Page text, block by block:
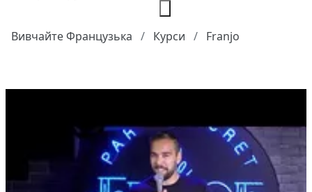
Вивчайте Французька Курси Franjo